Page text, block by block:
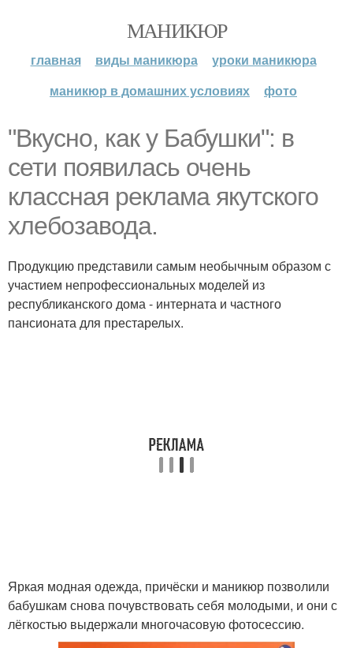
МАНИКЮР
главная виды маникюра
уроки маникюра
маникюр в домашних условиях
фото
"Вкусно, как у Бабушки": в
сети появилась очень
классная реклама якутского
хлебозавода.
Продукцию представили самым необычным образом с
участием непрофессиональных моделей из
республиканского дома - интерната и частного
пансионата для престарелых.
Яркая модная одежда, причёски и маникюр позволили
бабушкам снова почувствовать себя молодыми, и они с
лёгкостью выдержали многочасовую фотосессию.